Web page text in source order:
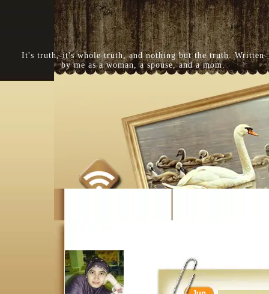
It's truth, it's whole truth, and nothing but the truth. Written
by me as a woman, a spouse, and a mom.